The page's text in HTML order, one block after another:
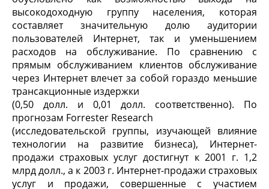
высокодоходную группу населения, которая
составляет значительную долю аудитории
пользователей Интернет, так и уменьшением
расходов на обслуживание. По сравнению с
прямым обслуживанием клиентов обслуживание
через Интернет влечет за собой гораздо меньшие
трансакционные издержки
(0,50 долл. и 0,01 долл. соответственно). По
прогнозам Forrester Research
(исследовательской группы, изучающей влияние
технологии на развитие бизнеса), Интернет-
продажи страховых услуг достигнут к 2001 г. 1,2
млрд долл., а к 2003 г. Интернет-продажи страховых
услуг и продажи, совершенные с участием